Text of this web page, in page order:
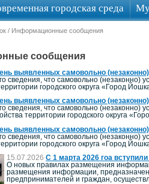
городская среда
/ Информационные сообщения
сообщения
выявленных самовольно
сведения, что самовольно (незаконно)
городского округа «Город
выявленных самовольно
сведения, что самовольно (незаконно)
территории городского округа
выявленных самовольно
сведения, что самовольно (незаконно)
городского округа «Город
15.07.2026 С 1 марта 2026 гоа
О новых правилах размещения
размещения информации,
предпринимателей и граждан,